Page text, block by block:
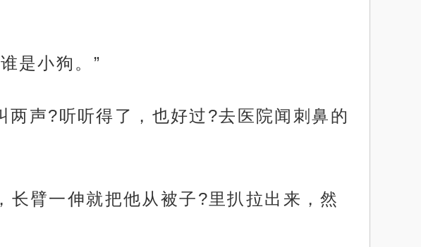
是小狗。”
两声?听听得了，也好过?去医院闻刺鼻的
臂一伸就把他从被子?里扒拉出来，然